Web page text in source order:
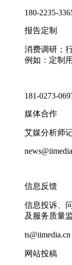
180-2235-
报告定制
消费调研；
例如：定制
181-0273-
媒体合作
艾媒分析师
信息反馈
信息投诉、
及服务质量
ts@iimedia.cn
网站投稿